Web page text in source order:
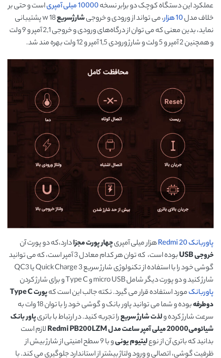
عملکرد این دستگاه کوچک دو برابر نسخه
است و حتی بر
خلاف مدل10 هزار ، می تواند از ورودی و خروجیشارژسریع
18 w پشتیبانی
نماید، بدین معنی که می توان از درگاه‌های ورودی و خروجی 2,1 آمپر و 9 ولت
و همچنین 2 آمپر و 5 ولت و شارژ ورودی 1,5 آمپر و 12 ولت بهره مند شد.
پاوربانک Redmi 20 هزار میلی آمپریچهار پورت مجزادارد،که دو پورت آن
خروجیUSB
بوده است، که توان هر کدام معادل 3 آمپر است، که می توانید
گوشی خود را با استفاده از تکنولوژی شارژ سریع Quick Charge 3 یا QC3
شارژ کنید و دو پورت دیگر شامل micro USB و Type C و برای شارژ کردن
پاوربانکمورد استفاده قرار می گیرد. نکته جالب این است کهپورتType C
دوطرفه
بوده و شما می توانید پاور بانک و گوشی خود را با توان 18 وات به
سرعت شارژ کرده ولذتشارژ سریعرا تجربه کنید. در ارتباط با باتریپاور بانک
شیائومی20000 میلی آمپر ساعت مدل Redmi PB200LZM
لازم است
بدانید که باتری آن از نوعلیتیوم یونی
و با 9 سطح امنیتی از شارژ بیش از
ظرفیت گوشی، اتصالی و ورود ولتاژ بیشتر از استاندارد جلوگیری می کند. با